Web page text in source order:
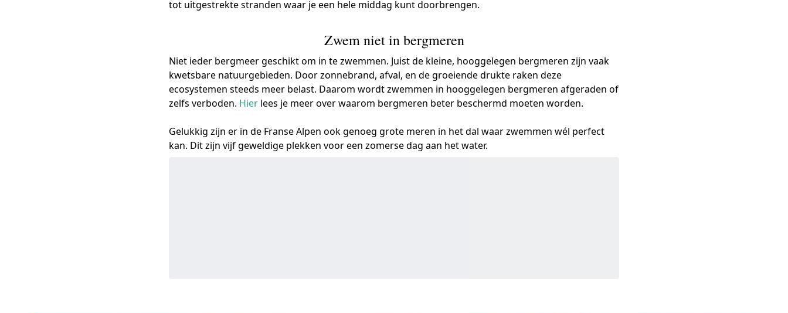
tot uitgestrekte stranden waar je een hele middag kunt doorbrengen.
Zwem niet in bergmeren
Niet ieder bergmeer geschikt om in te zwemmen. Juist de kleine, hooggelegen bergmeren zijn vaak
kwetsbare natuurgebieden. Door zonnebrand, afval, en de groeiende drukte raken deze
ecosystemen steeds meer belast. Daarom wordt zwemmen in hooggelegen bergmeren afgeraden of
zelfs verboden. Hier lees je meer over waarom bergmeren beter beschermd moeten worden.
Gelukkig zijn er in de Franse Alpen ook genoeg grote meren in het dal waar zwemmen wél perfect
kan. Dit zijn vijf geweldige plekken voor een zomerse dag aan het water.